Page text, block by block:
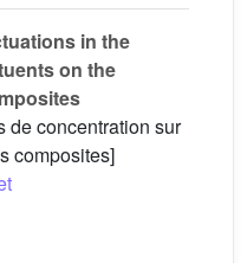
in the
on the
de concentration sur
composites]